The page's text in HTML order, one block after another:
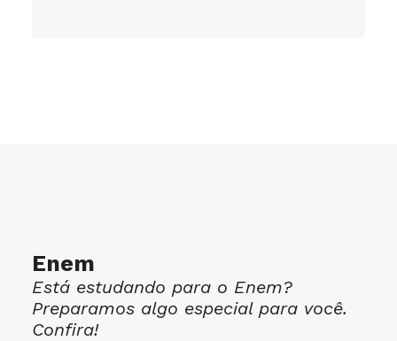
Enem
Está estudando para o Enem?
Preparamos algo especial para você.
Confira!